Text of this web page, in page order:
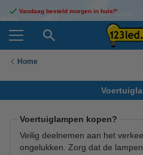
Vandaag besteld morgen in huis!*
Home
Voertuiglampen kopen?
Veilig deelnemen aan het
ongelukken. Zorg dat de